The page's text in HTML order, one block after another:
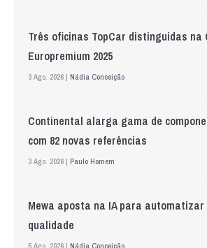
Três oficinas TopCar distinguidas na
Europremium 2025
3 Ago. 2026 | Nádia Conceição
Continental alarga gama de
com 82 novas referências
3 Ago. 2026 | Paulo Homem
Mewa aposta na IA para automatizar
qualidade
5 Ago. 2026 | Nádia Conceição